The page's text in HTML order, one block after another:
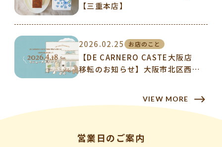
【三重本店】
2026.02.25 お店のこと
【DE CARNERO CASTE大阪店
移転のお知らせ】大阪市北区西天
VIEW MORE
営業日のご案内